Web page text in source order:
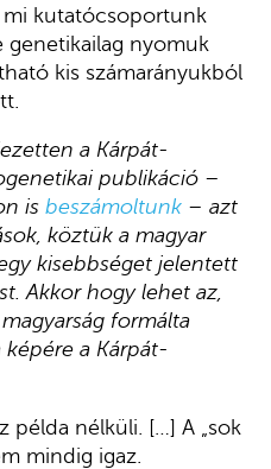
mi kutatócsoportunk
genetikailag nyomuk
kis számarányukból
a Kárpát-
publikáció –
is beszámoltunk – azt
köztük a magyar
kisebbséget jelentett
Akkor hogy lehet az,
formálta
a Kárpát-
példa nélküli. […] A „sok
mindig igaz.